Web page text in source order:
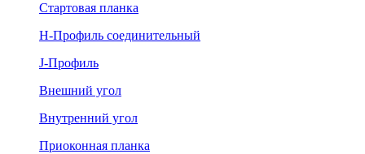
Стартовая планка
Н-Профиль соединительный
J-Профиль
Внешний угол
Внутренний угол
Приоконная планка